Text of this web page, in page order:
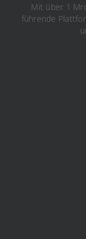
Mit über 1
führende